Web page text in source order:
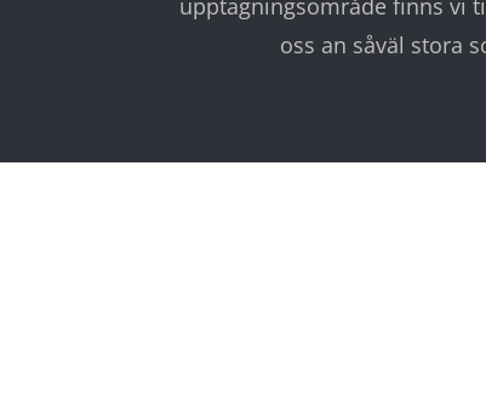
upptagningsområde finns vi
oss an såväl stora